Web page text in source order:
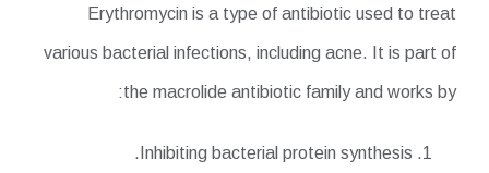
Erythromycin is a type of antibiotic used to treat
various bacterial infections, including acne. It is part of
the macrolide antibiotic family and works by:
Inhibiting bacterial protein synthesis.